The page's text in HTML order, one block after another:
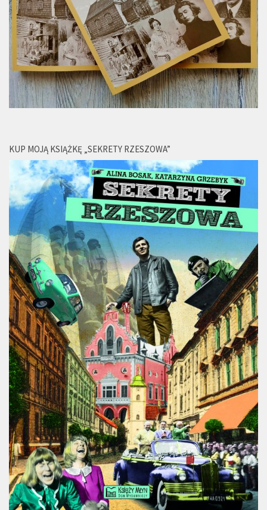
KUP MOJĄ KSIĄŻKĘ „SEKRETY RZESZOWA”